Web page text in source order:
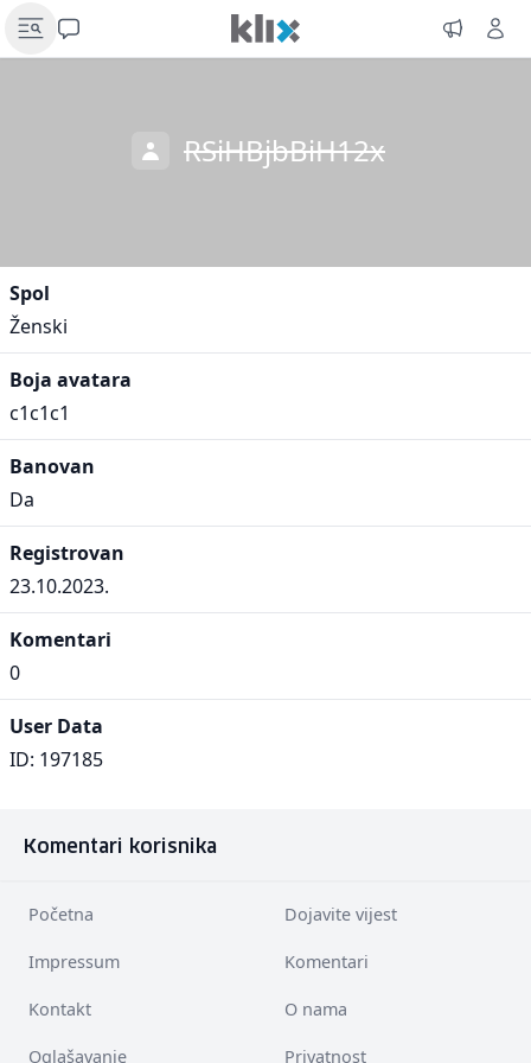
RSiHBjbBiH12x
Spol
Ženski
Boja avatara
c1c1c1
Banovan
Da
Registrovan
23.10.2023.
Komentari
0
User Data
ID: 197185
Komentari korisnika
Početna Dojavite vijest
Impressum Komentari
Kontakt O nama
Oglašavanje Privatnost